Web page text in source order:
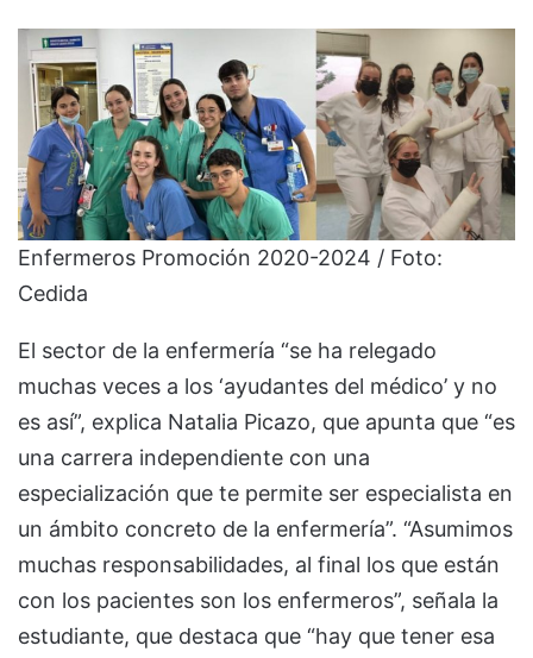
Enfermeros Promoción 2020-2024 / Foto:
Cedida
El sector de la enfermería “se ha relegado
muchas veces a los ‘ayudantes del médico’ y no
es así”, explica Natalia Picazo, que apunta que “es
una carrera independiente con una
especialización que te permite ser especialista en
un ámbito concreto de la enfermería”. “Asumimos
muchas responsabilidades, al final los que están
con los pacientes son los enfermeros”, señala la
estudiante, que destaca que “hay que tener esa